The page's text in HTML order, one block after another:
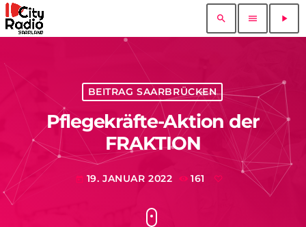
search menu play_arrow
BEITRAG SAARBRÜCKEN
Pflegekräfte-Aktion der
FRAKTION
today 19. JANUAR 2022 161